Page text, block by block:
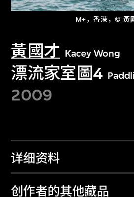
M+，香港，© 黃
黃國才 Kacey Wong
漂流家室圖4
2009
详细资料
创作者的其他藏品
探索世界顶级的二十及二